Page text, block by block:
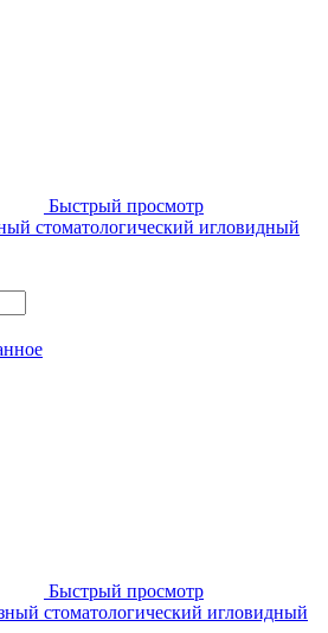
Быстрый просмотр
стоматологический игловидный
Быстрый просмотр
стоматологический игловидный